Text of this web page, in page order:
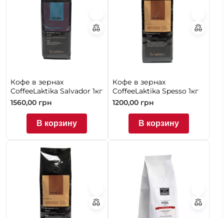
Кофе в зернах
CoffeeLaktika Salvador 1кг
1560,00 грн
В корзину
Кофе в зернах
CoffeeLaktika Spesso 1кг
1200,00 грн
В корзину